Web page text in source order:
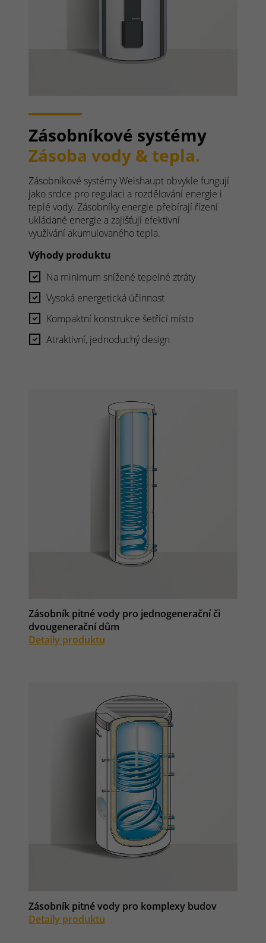
Zásobníkové systémy
Zásoba vody & tepla.
Zásobníkové systémy Weishaupt obvykle fungují
jako srdce pro regulaci a rozdělování energie i
teplé vody. Zásobníky energie přebírají řízení
ukládané energie a zajišťují efektivní
využívání akumulovaného tepla.
Výhody produktu
Na minimum snížené tepelné ztráty
Vysoká energetická účinnost
Kompaktní konstrukce šetřící místo
Atraktivní, jednoduchý design
Zásobník pitné vody pro jednogenerační či
dvougenerační dům
Detaily produktu
Zásobník pitné vody pro komplexy budov
Detaily produktu